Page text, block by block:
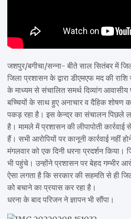
जशपुर/बगीचा/सन्ना- बीते साल सितंबर में
जिला प्रशासन के द्वारा डीएमएफ मद की राशि
के माध्यम से संचालित समर्थ दिव्यांग आवासीय
बच्चियों के साथ हुए अनाचार व दैहिक
पकड़ रहा है। इस केन्द्र का संचालन पिछले
है। मामले में प्रशासन की लीपापोती कार्रवाई
हैं। सभी आरोपियों पर कानूनी कार्रवाई नहीं
मंगलवार को एक दिनी धरना प्रदर्शन किया।
भी पहुंचे। उन्होंने प्रशासन पर बेहद गम्भीर
ऐसा लगता है कि सरकार की सहमति से ही
को बचाने का प्रयास कर रहा है।
धरना के बाद परिजन ने ज्ञापन भी सौंपा।